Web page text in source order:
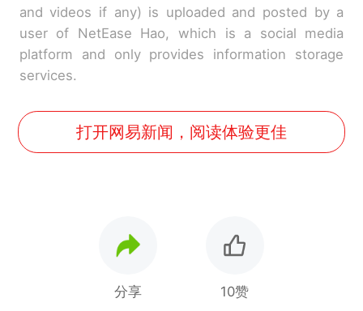
and videos if any) is uploaded and posted by a
user of NetEase Hao, which is a social media
platform and only provides information storage
services.
打开网易新闻，阅读体验更佳
分享 10赞